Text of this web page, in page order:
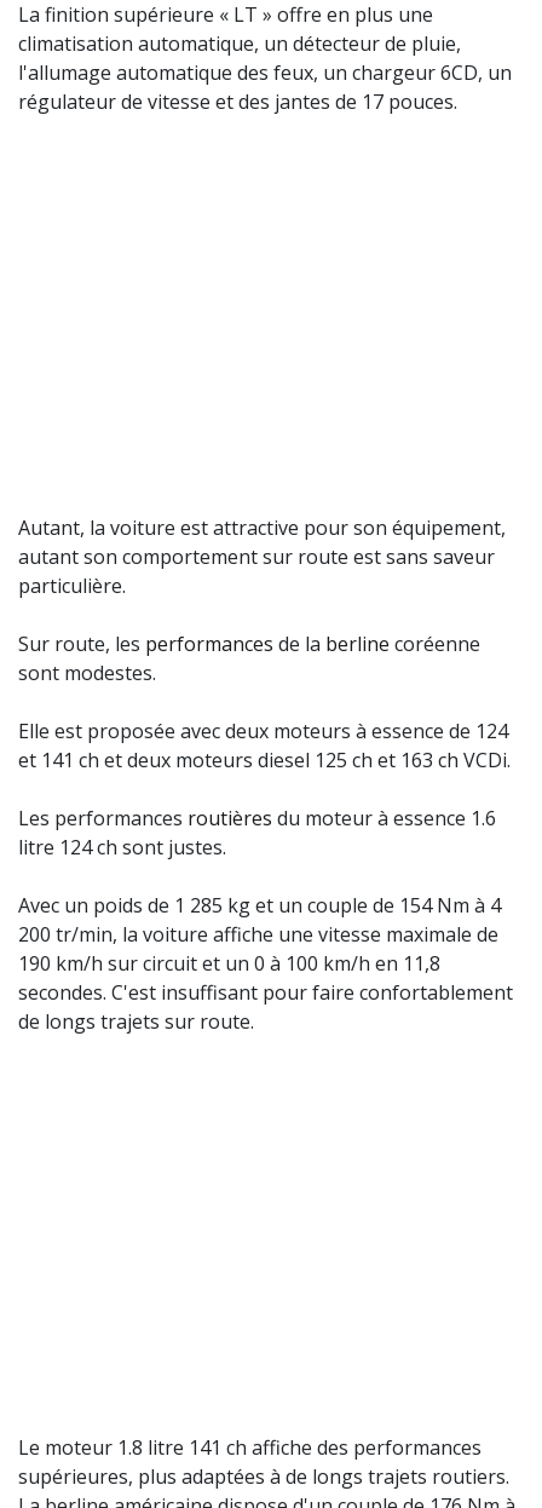
La finition supérieure « LT » offre en plus une
climatisation automatique, un détecteur de pluie,
l'allumage automatique des feux, un chargeur 6CD, un
régulateur de vitesse et des jantes de 17 pouces.
Autant, la voiture est attractive pour son équipement,
autant son comportement sur route est sans saveur
particulière.
Sur route, les performances de la berline coréenne
sont modestes.
Elle est proposée avec deux moteurs à essence de 124
et 141 ch et deux moteurs diesel 125 ch et 163 ch VCDi.
Les performances routières du moteur à essence 1.6
litre 124 ch sont justes.
Avec un poids de 1 285 kg et un couple de 154 Nm à 4
200 tr/min, la voiture affiche une vitesse maximale de
190 km/h sur circuit et un 0 à 100 km/h en 11,8
secondes. C'est insuffisant pour faire confortablement
de longs trajets sur route.
Le moteur 1.8 litre 141 ch affiche des performances
supérieures, plus adaptées à de longs trajets routiers.